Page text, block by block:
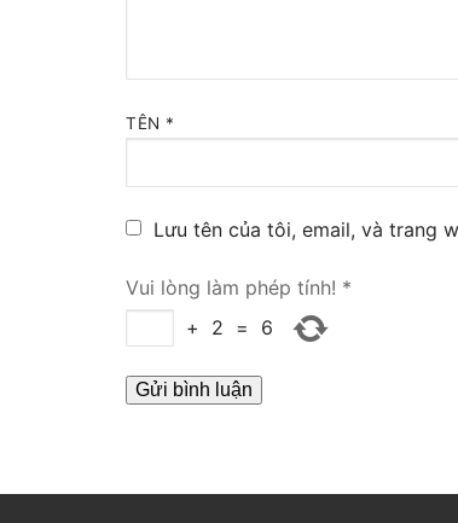
TÊN *
Lưu tên của tôi, email, và trang
Vui lòng làm phép tính! *
+
2 = 6